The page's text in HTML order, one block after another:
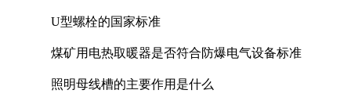
U型螺栓的国家标准
煤矿用电热取暖器是否符合防爆电气设备标准
照明母线槽的主要作用是什么